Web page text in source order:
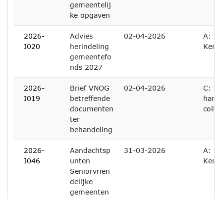
gemeentelij
ke opgaven
2026-
I020
Advies
herindeling
gemeentefo
nds 2027
02-04-2026
A:
2026-
I019
Brief VNOG
betreffende
documenten
ter
behandeling
02-04-2026
C:
2026-
I046
Aandachtsp
unten
Seniorvrien
delijke
gemeenten
31-03-2026
A: